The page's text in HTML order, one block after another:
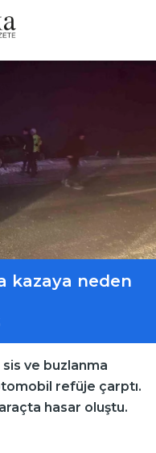
kazaya neden
ve buzlanma
refüje çarptı.
hasar oluştu.